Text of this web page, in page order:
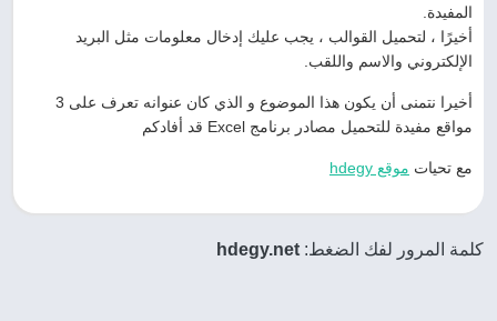
المفيدة.
أخيرًا ، لتحميل القوالب ، يجب عليك إدخال معلومات مثل البريد
الإلكتروني والاسم واللقب.
أخيرا نتمنى أن يكون هذا الموضوع و الذي كان عنوانه تعرف على 3
مواقع مفيدة للتحميل مصادر برنامج Excel قد أفادكم
مع تحيات موقع hdegy
كلمة المرور لفك الضغط: hdegy.net